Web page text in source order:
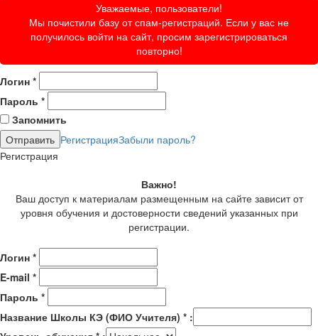
Уважаемые, пользователи!
Мы почистили базу от спам-регистраций. Если у вас не
получилось войти на сайт, просим зарегистрироваться
повторно!
Логин *
Пароль *
Запомнить
РегистрацияЗабыли пароль?
Регистрация
Важно!
Ваш доступ к материалам размещенным на сайте зависит от
уровня обучения и достоверности сведений указанных при
регистрации.
Логин *
E-mail *
Пароль *
Название Школы КЭ (ФИО Учителя) * :